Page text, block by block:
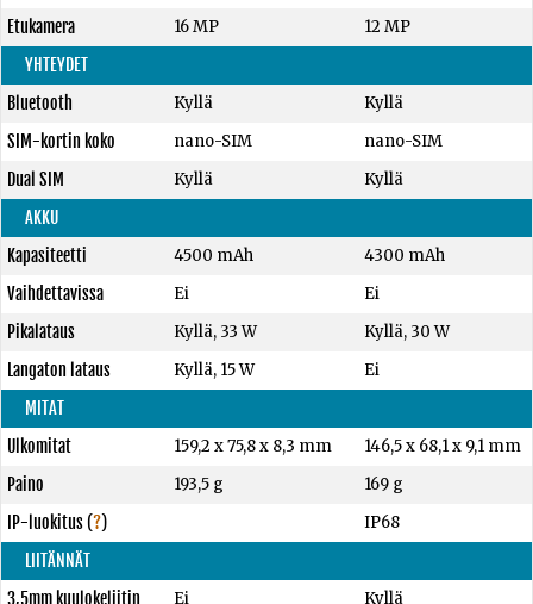
Etukamera
16 MP
12 MP
YHTEYDET
Bluetooth
Kyllä
Kyllä
SIM-kortin koko
nano-SIM
nano-SIM
Dual SIM
Kyllä
Kyllä
AKKU
Kapasiteetti
4500 mAh
4300 mAh
Vaihdettavissa
Ei
Ei
Pikalataus
Kyllä, 33 W
Kyllä, 30 W
Langaton lataus
Kyllä, 15 W
Ei
MITAT
Ulkomitat
159,2 x 75,8 x 8,3 mm
146,5 x 68,1 x 9,1 mm
Paino
193,5 g
169 g
IP-luokitus(?)
IP68
LIITÄNNÄT
3,5mm kuulokeliitin
Ei
Kyllä